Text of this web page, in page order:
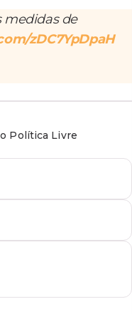
medidas de
zDC7YpDpaH
Política Livre